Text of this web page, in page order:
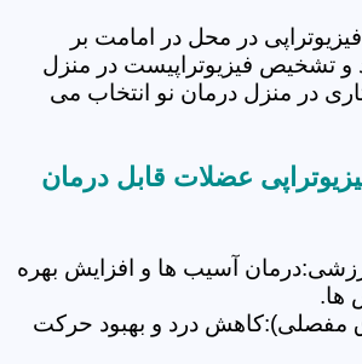
در محل در امامت بر
و تشخیص فیزیوتراپیست در منزل
در منزل درمان نو انتخاب می
فیزیوتراپی عضلات قابل درمان
آسیب ها و افزایش بهره
ها.
مفصلی):کاهش درد و بهبود حرکت